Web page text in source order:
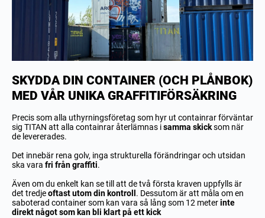
SKYDDA DIN CONTAINER (OCH PLÅNBOK)
MED VÅR UNIKA GRAFFITIFÖRSÄKRING
Precis som alla uthyrningsföretag som hyr ut containrar förväntar
sig TITAN att alla containrar återlämnas isamma skicksom när
de levererades.
Det innebär rena golv, inga strukturella förändringar och utsidan
ska vara fri från graffiti.
Även om du enkelt kan se till att de två första kraven uppfylls är
det tredjeoftast utom din kontroll . Dessutom är att måla om en
saboterad container som kan vara så lång som 12 meterinte
direkt något som kan bli klart på ett kick